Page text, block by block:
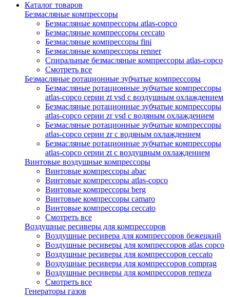
Каталог товаров
Безмасляные компрессоры
Безмасляные компрессоры atlas-copco
Безмасляные компрессоры ceccato
Безмасляные компрессоры fini
Безмасляные компрессоры renner
Спиральные безмасляные компрессоры atlas-copco
Смотреть все
Безмасляные ротационные зубчатые компрессоры
Безмасляные ротационные зубчатые компрессоры
atlas-copco серии zt vsd с воздушным охлаждением
Безмасляные ротационные зубчатые компрессоры
atlas-copco серии zr vsd с водяным охлаждением
Безмасляные ротационные зубчатые компрессоры
atlas-copco серии zr с водяным охлаждением
Безмасляные ротационные зубчатые компрессоры
atlas-copco серии zt с воздушным охлаждением
Винтовые воздушные компрессоры
Винтовые компрессоры abac
Винтовые компрессоры atlas-copco
Винтовые компрессоры berg
Винтовые компрессоры camaro
Винтовые компрессоры ceccato
Смотреть все
Воздушные ресиверы для компрессоров
Воздушные ресивера для компрессоров бежецкий
Воздушные ресиверы для компрессоров atlas copco
Воздушные ресиверы для компрессоров ceccato
Воздушные ресиверы для компрессоров comprag
Воздушные ресиверы для компрессоров remeza
Смотреть все
Генераторы газов